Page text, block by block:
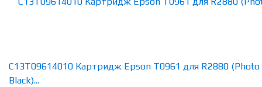
C13T09614010 Картридж Epson T0961 для R2880 (Photo
Black)...